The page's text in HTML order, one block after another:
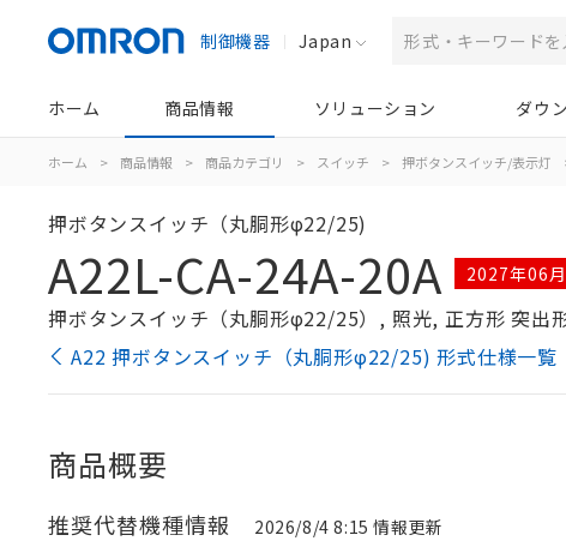
制御機器 Japan
ホーム 商品情報 ソリューション ダウ
ホーム > 商品情報 > 商品カテゴリ > スイッチ > 押ボタンスイッチ/表示灯
押ボタンスイッチ（丸胴形φ22/25)
A22L-CA-24A-20A 2027年06
押ボタンスイッチ（丸胴形φ22/25）, 照光, 正方形 突出
A22 押ボタンスイッチ（丸胴形φ22/25) 形式仕様一覧
商品概要
推奨代替機種情報 2026/8/4 8:15 情報更新